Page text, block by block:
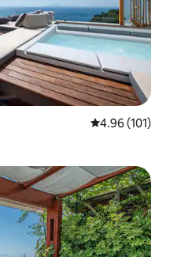
レビュー101
4.96 (101)